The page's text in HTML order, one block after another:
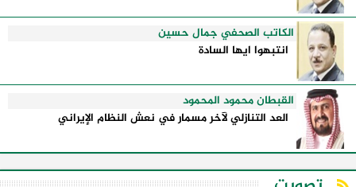
الكاتب الصحفي جمال حسين
انتبهوا ايها السادة
القبطان محمود المحمود
العد التنازلي لآخر مسمار في نعش النظام الإيراني